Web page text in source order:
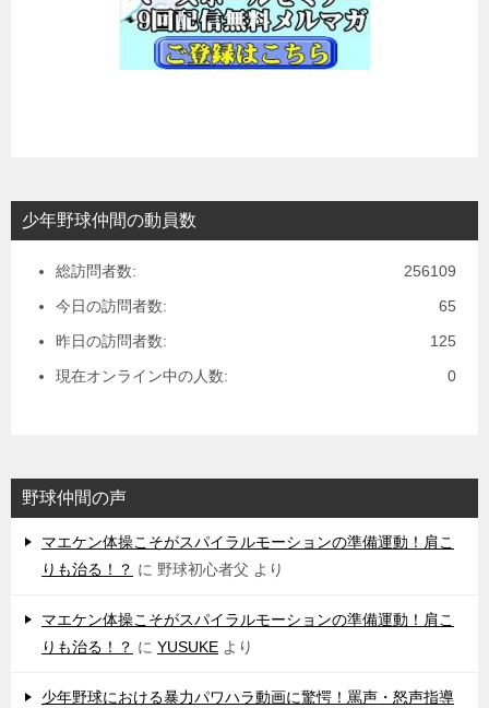
少年野球仲間の動員数
256109
総訪問者数:
65
今日の訪問者数:
125
昨日の訪問者数:
0
現在オンライン中の人数:
野球仲間の声
マエケン体操こそがスパイラルモーションの準備運動！肩こ
りも治る！？ に 野球初心者父 より
マエケン体操こそがスパイラルモーションの準備運動！肩こ
りも治る！？ に YUSUKE より
少年野球における暴力パワハラ動画に驚愕！罵声・怒声指導